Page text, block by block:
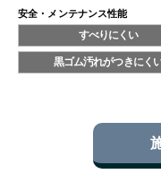
安全・メンテナンス性能
すべりにくい
黒ゴム汚れがつきにく